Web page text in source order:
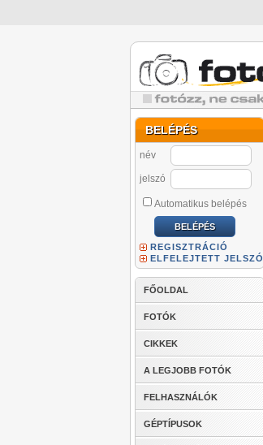
BELÉPÉS
név
jelszó
Automatikus belépés
REGISZTRÁCIÓ
ELFELEJTETT JELSZÓ
FŐOLDAL
FOTÓK
CIKKEK
A LEGJOBB FOTÓK
FELHASZNÁLÓK
GÉPTÍPUSOK